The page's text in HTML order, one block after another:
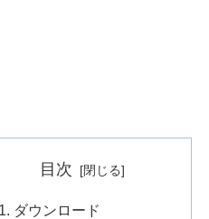
目次
ダウンロード